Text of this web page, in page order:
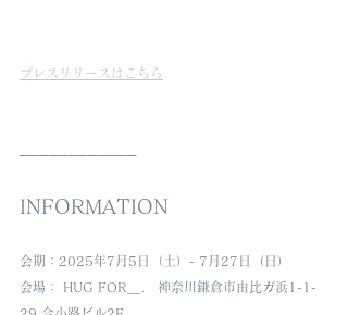
プレスリリースはこちら
────────────
INFORMATION
会期：2025年7月5日（土）- 7月27日（日）
会場： HUG FOR＿.　神奈川鎌倉市由比ガ浜1-1-